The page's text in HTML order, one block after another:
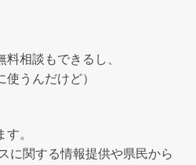
相談もできるし、
使うんだけど）
。
に関する情報提供や県民から